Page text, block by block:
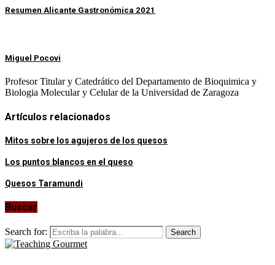
Resumen Alicante Gastronómica 2021
Miguel Pocovi
Profesor Titular y Catedrático del Departamento de Bioquimica y
Biologia Molecular y Celular de la Universidad de Zaragoza
Artículos relacionados
Mitos sobre los agujeros de los quesos
Los puntos blancos en el queso
Quesos Taramundi
Buscar
Search for: Search